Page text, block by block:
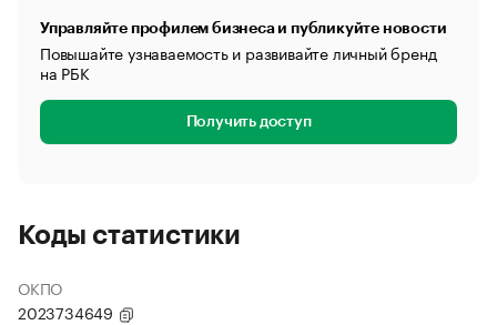
Управляйте профилем бизнеса и публикуйте новости
Повышайте узнаваемость и развивайте личный бренд
на РБК
Получить доступ
Коды статистики
ОКПО
2023734649